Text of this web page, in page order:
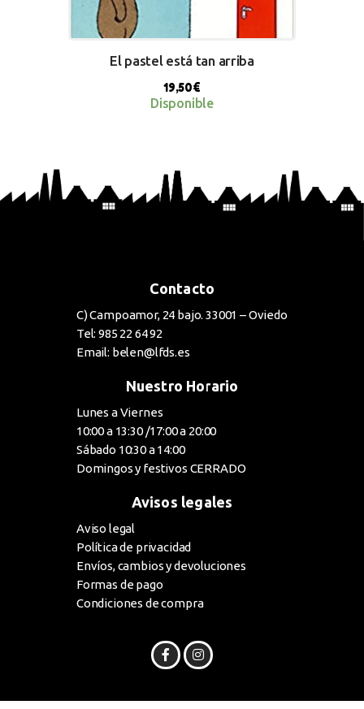
BUY NOW
El pastel está tan arriba
19,50€
Disponible
Contacto
C) Campoamor, 24 bajo. 33001 – Oviedo
Tel: 985 22 64 92
Email: belen@lfds.es
Nuestro Horario
Lunes a Viernes
10:00 a 13:30 /17:00 a 20:00
Sábado 10:30 a 14:00
Domingos y festivos CERRADO
Avisos legales
Aviso legal
Política de privacidad
Envíos, cambios y devoluciones
Formas de pago
Condiciones de compra